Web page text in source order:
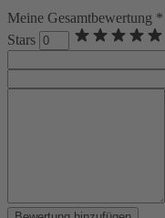
Meine Gesamtbewertung *
Stars